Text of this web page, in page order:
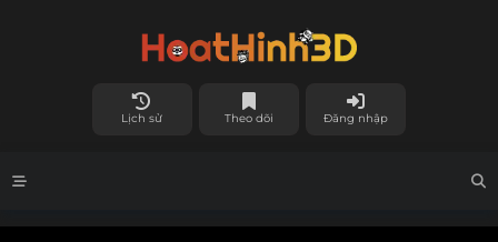
Lịch sử Theo dõi Đăng nhập